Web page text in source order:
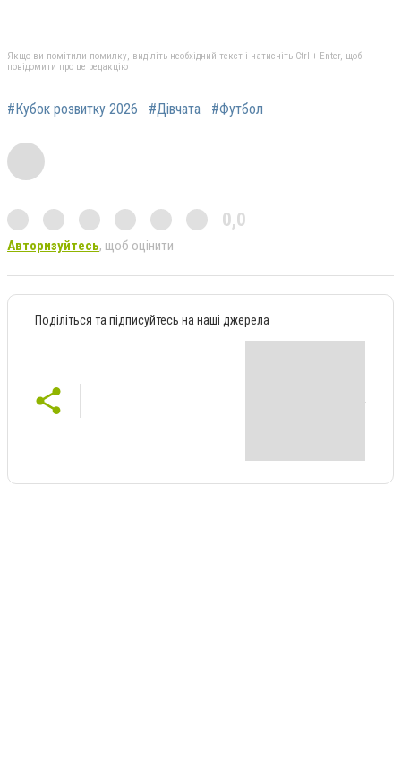
Якщо ви помітили помилку, виділіть необхідний текст і натисніть Ctrl + Enter, щоб
повідомити про це редакцію
#Кубок розвитку 2026 #Дівчата #Футбол
0,0
Авторизуйтесь, щоб оцінити
Поділіться та підписуйтесь на наші джерела